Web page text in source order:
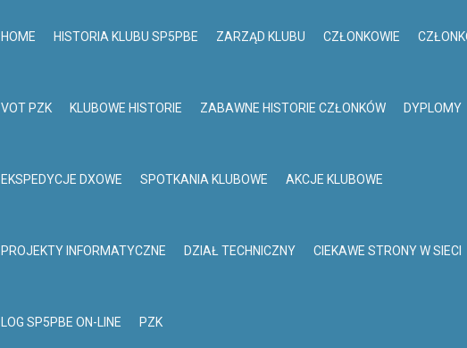
HOME HISTORIA KLUBU SP5PBE ZARZĄD KLUBU CZŁONKOWIE
VOT PZK KLUBOWE HISTORIE ZABAWNE HISTORIE CZŁONKÓW DYPLOMY
EKSPEDYCJE DXOWE SPOTKANIA KLUBOWE AKCJE KLUBOWE
PROJEKTY INFORMATYCZNE DZIAŁ TECHNICZNY CIEKAWE STRONY W SIECI
LOG SP5PBE ON-LINE PZK